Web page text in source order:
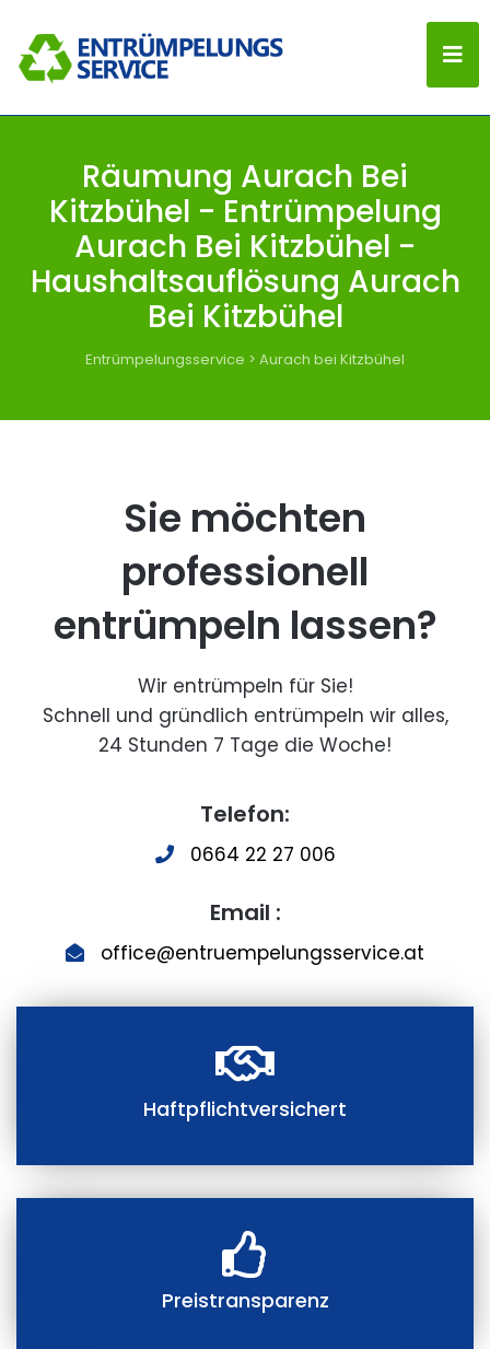
Räumung Aurach Bei
Kitzbühel - Entrümpelung
Aurach Bei Kitzbühel -
Haushaltsauflösung Aurach
Bei Kitzbühel
Entrümpelungsservice > Aurach bei Kitzbühel
Sie möchten
professionell
entrümpeln lassen?
Wir entrümpeln für Sie!
Schnell und gründlich entrümpeln wir alles,
24 Stunden 7 Tage die Woche!
Telefon:
0664 22 27 006
Email :
office@entruempelungsservice.at
Haftpflichtversichert
Preistransparenz